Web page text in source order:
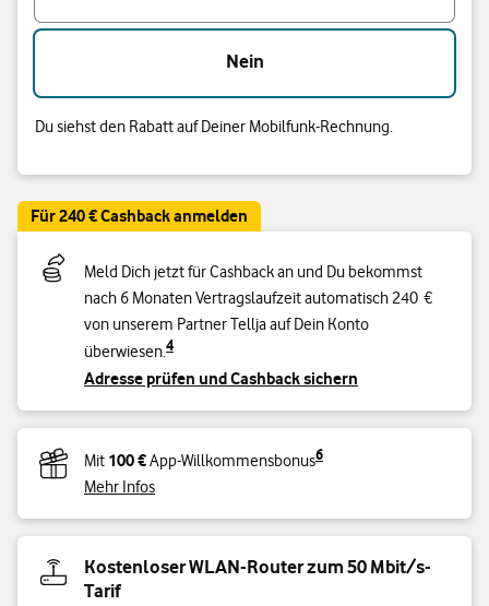
Nein
Du siehst den Rabatt auf Deiner Mobilfunk-Rechnung.
Für 240 € Cashback anmelden
Meld Dich jetzt für Cashback an und Du bekommst
nach 6 Monaten Vertragslaufzeit automatisch 240 €
von unserem Partner Tellja auf Dein Konto
überwiesen.4
Adresse prüfen und Cashback sichern
Mit 100 €App-Willkommensbonus6
Mehr Infos
Kostenloser WLAN-Router zum 50 Mbit/s-
Tarif